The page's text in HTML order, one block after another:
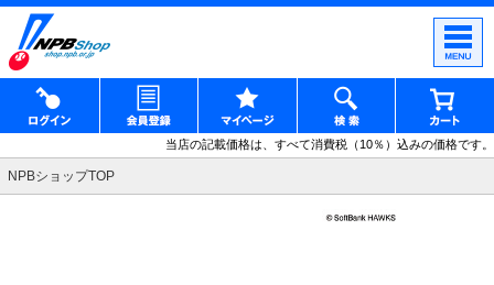
当店の記載価格は、すべて消費税（10％）込みの価格です。
NPBショップTOP